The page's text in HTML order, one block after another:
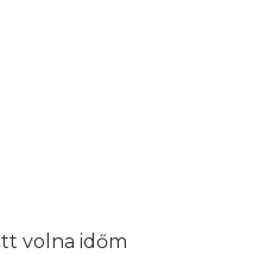
volna időm